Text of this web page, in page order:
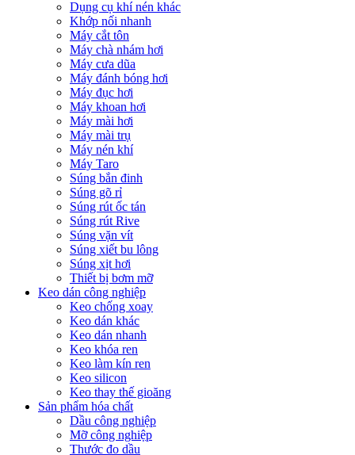
Dụng cụ khí nén khác
Khớp nối nhanh
Máy cắt tôn
Máy chà nhám hơi
Máy cưa dũa
Máy đánh bóng hơi
Máy đục hơi
Máy khoan hơi
Máy mài hơi
Máy mài trụ
Máy nén khí
Máy Taro
Súng bắn đinh
Súng gõ rỉ
Súng rút ốc tán
Súng rút Rive
Súng vặn vít
Súng xiết bu lông
Súng xịt hơi
Thiết bị bơm mỡ
Keo dán công nghiệp
Keo chống xoay
Keo dán khác
Keo dán nhanh
Keo khóa ren
Keo làm kín ren
Keo silicon
Keo thay thế gioăng
Sản phẩm hóa chất
Dầu công nghiệp
Mỡ công nghiệp
Thước đo dầu